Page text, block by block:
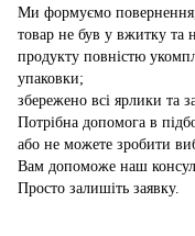
Ми формуємо
товар не був у вжитку та
продукту повністю
упаковки;
збережено всі ярлики та
Потрібна допомога в
або не можете зробити
Вам допоможе наш
Просто залишіть заявку.